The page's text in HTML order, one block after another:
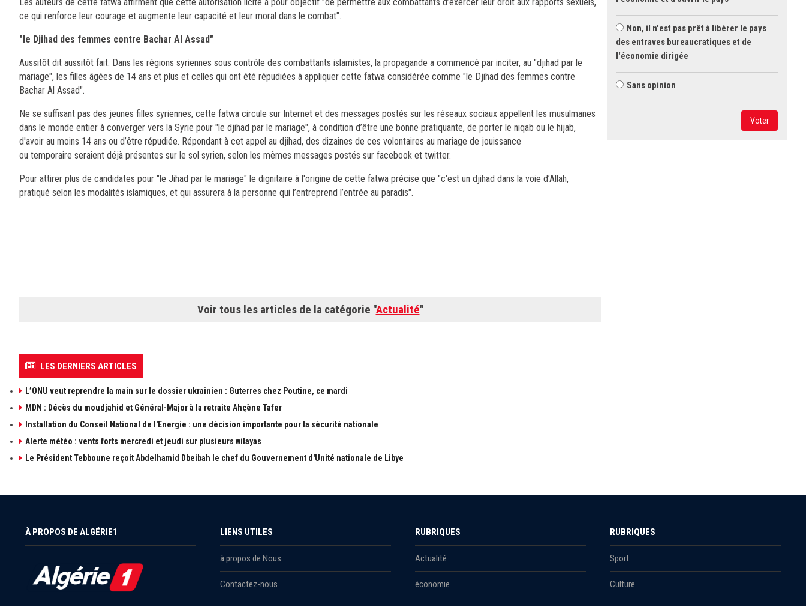
ce qui renforce leur courage et augmente leur capacité et leur moral dans le combat".
"le Djihad des femmes contre Bachar Al Assad"
Aussitôt dit aussitôt fait. Dans les régions syriennes sous contrôle des combattants islamistes, la propagande a commencé par inciter, au "djihad par le
mariage", les filles âgées de 14 ans et plus et celles qui ont été répudiées à appliquer cette fatwa considérée comme "le Djihad des femmes contre
Bachar Al Assad".
Ne se suffisant pas des jeunes filles syriennes, cette fatwa circule sur Internet et des messages postés sur les réseaux sociaux appellent les musulmanes
dans le monde entier à converger vers la Syrie pour "le djihad par le mariage", à condition d’être une bonne pratiquante, de porter le niqab ou le hijab,
d'avoir au moins 14 ans ou d’être répudiée. Répondant à cet appel au djihad, des dizaines de ces volontaires au mariage de jouissance
ou temporaire seraient déjà présentes sur le sol syrien, selon les mêmes messages postés sur facebook et twitter.
Pour attirer plus de candidates pour "le Jihad par le mariage" le dignitaire à l'origine de cette fatwa précise que "c'est un djihad dans la voie d’Allah,
pratiqué selon les modalités islamiques, et qui assurera à la personne qui l’entreprend l’entrée au paradis".
Voir tous les articles de la catégorie "Actualité"
LES DERNIERS ARTICLES
L’ONU veut reprendre la main sur le dossier ukrainien : Guterres chez Poutine, ce mardi
MDN : Décès du moudjahid et Général-Major à la retraite Ahçène Tafer
Installation du Conseil National de l'Energie : une décision importante pour la sécurité nationale
Alerte météo : vents forts mercredi et jeudi sur plusieurs wilayas
Le Président Tebboune reçoit Abdelhamid Dbeibah le chef du Gouvernement d'Unité nationale de Libye
Non, il n'est pas prêt à libérer le pays
des entraves bureaucratiques et de
l'économie dirigée
Sans opinion
Voter
À PROPOS DE ALGÉRIE1 LIENS UTILES
à propos de Nous
Contactez-nous
Publicités
RUBRIQUES
Actualité
économie
Politique
RUBRIQUES
Sport
Culture
Education